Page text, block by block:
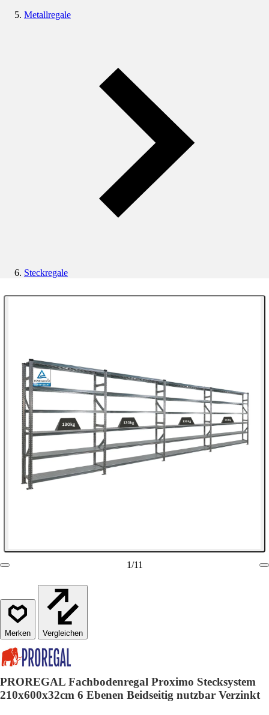
Metallregale
Steckregale
1/11
Vergleichen
PROREGAL Fachbodenregal Proximo Stecksystem
210x600x32cm 6 Ebenen Beidseitig nutzbar Verzinkt